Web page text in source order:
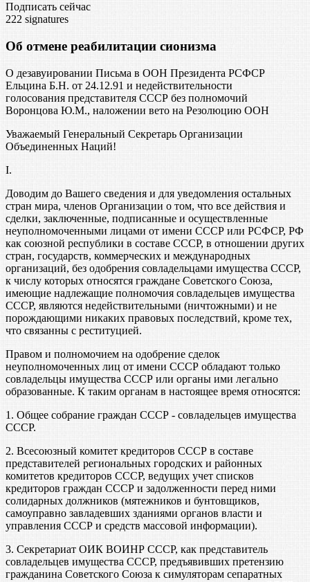
Подписать сейчас
222 signatures
Об отмене реабилитации сионизма
О дезавуировании Письма в ООН Президента РСФСР
Ельцина Б.Н. от 24.12.91 и недействительности
голосования представителя СССР без полномочий
Воронцова Ю.М., наложении вето на Резолюцию ООН
Уважаемый Генеральный Секретарь Организации
Объединенных Наций!
I.
Доводим до Вашего сведения и для уведомления остальных
стран мира, членов Организации о том, что все действия и
сделки, заключенные, подписанные и осуществленные
неуполномоченными лицами от имени СССР или РСФСР, РФ
как союзной республики в составе СССР, в отношении других
стран, государств, коммерческих и международных
организаций, без одобрения совладельцами имущества СССР,
к числу которых относятся граждане Советского Союза,
имеющие надлежащие полномочия совладельцев имущества
СССР, являются недействительными (ничтожными) и не
порождающими никаких правовых последствий, кроме тех,
что связанны с реституцией.
Правом и полномочием на одобрение сделок
неуполномоченных лиц от имени СССР обладают только
совладельцы имущества СССР или органы ими легально
образованные. К таким органам в настоящее время относятся:
1. Общее собрание граждан СССР - совладельцев имущества
СССР.
2. Всесоюзный комитет кредиторов СССР в составе
представителей региональных городских и районных
комитетов кредиторов СССР, ведущих учет списков
кредиторов граждан СССР и задолженности перед ними
солидарных должников (мятежников и бунтовщиков,
самоуправно завладевших зданиями органов власти и
управления СССР и средств массовой информации).
3. Секретариат ОИК ВОИНР СССР, как представитель
совладельцев имущества СССР, предъявивших претензию
гражданина Советского Союза к симуляторам сепаратных